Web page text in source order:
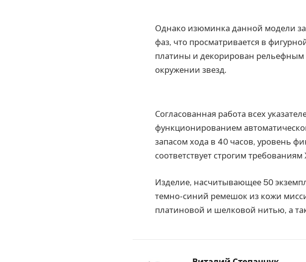
Однако изюминка данной модели
фаз, что просматривается в
платины и декорирован рельефным
окружении звезд.
Согласованная работа всех
функционированием
запасом хода в 40 часов, уровень
соответствует строгим
Изделие, насчитывающее 50
темно-синий ремешок из кожи
платиновой и шелковой нитью, а